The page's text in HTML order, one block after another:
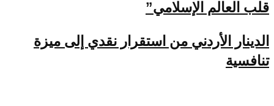
قلب العالم الإسلامي”
الدينار الأردني من استقرار نقدي إلى ميزة
تنافسية